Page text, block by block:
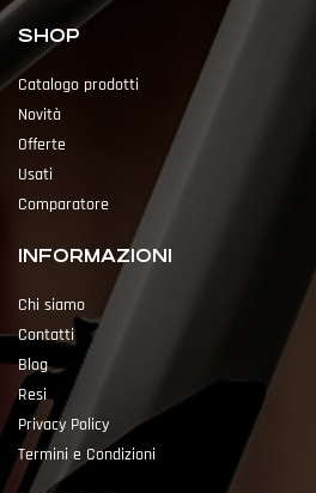
SHOP
Catalogo prodotti
Novità
Offerte
Usati
Comparatore
INFORMAZIONI
Chi siamo
Contatti
Blog
Resi
Privacy Policy
Termini e Condizioni